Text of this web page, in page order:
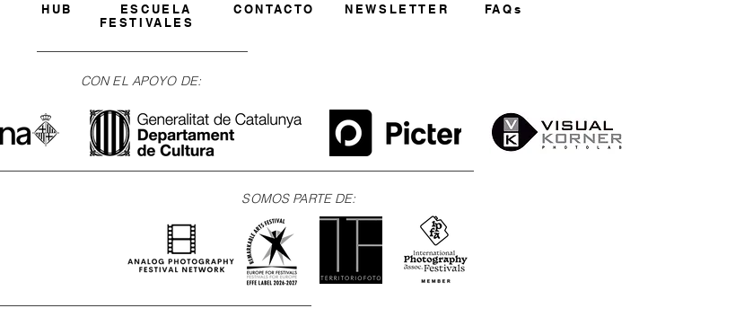
HUB ESCUELA CONTACTO NEWSLETTER
FAQs
FESTIVALES
CON EL APOYO DE:
SOMOS PARTE DE: